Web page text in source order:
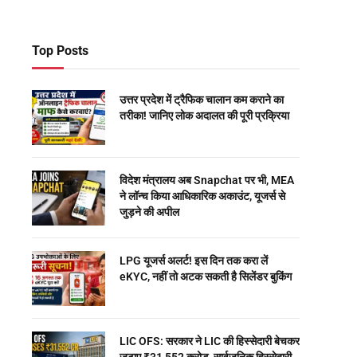
Top Posts
उत्तर प्रदेश में ट्रैफिक चालान कम कराने का
तरीका! जानिए लोक अदालत की पूरी प्रक्रिया
विदेश मंत्रालय अब Snapchat पर भी, MEA
ने लॉन्च किया आधिकारिक अकाउंट, यूजर्स से
जुड़ने की अपील
LPG यूजर्स अलर्ट! इस दिन तक करा लें
eKYC, नहीं तो अटक सकती है सिलेंडर बुकिंग
LIC OFS: सरकार ने LIC की हिस्सेदारी बेचकर